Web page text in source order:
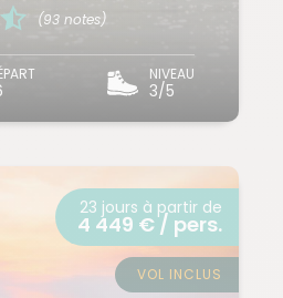
(93 notes)
NIVEAU
3/5
23 jours à partir de
4 449 € / pers.
VOL INCLUS